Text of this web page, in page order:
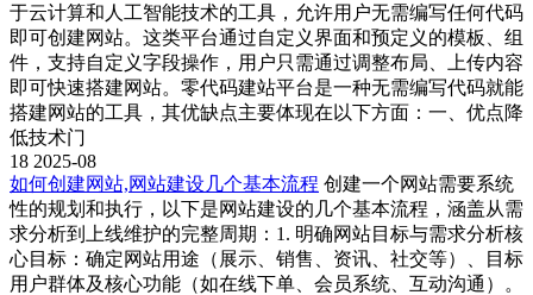
于云计算和人工智能技术的工具，允许用户无需编写任何代码
即可创建网站。这类平台通过自定义界面和预定义的模板、组
件，支持自定义字段操作，用户只需通过调整布局、上传内容
即可快速搭建网站。零代码建站平台是一种无需编写代码就能
搭建网站的工具，其优缺点主要体现在以下方面：一、优点降
低技术门
18 2025-08
如何创建网站,网站建设几个基本流程 创建一个网站需要系统
性的规划和执行，以下是网站建设的几个基本流程，涵盖从需
求分析到上线维护的完整周期：1. 明确网站目标与需求分析核
心目标：确定网站用途（展示、销售、资讯、社交等）、目标
用户群体及核心功能（如在线下单、会员系统、互动沟通）。